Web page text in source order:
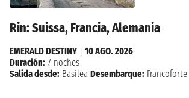
Rin: Suissa, Francia, Alemania
EMERALD DESTINY
10 AGO. 2026
Duración: 7 noches
Salida desde: Basilea Desembarque: Francoforte